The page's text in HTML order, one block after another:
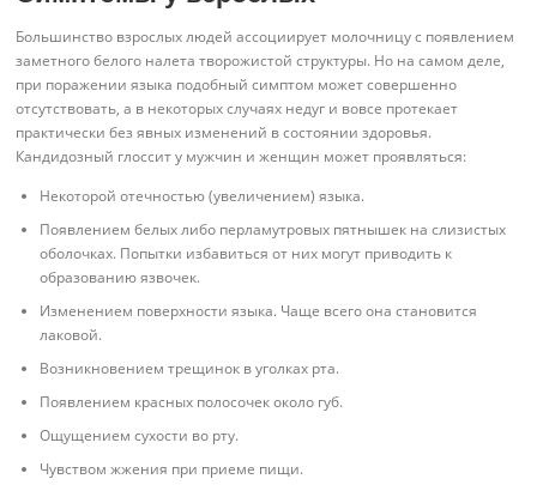
Большинство взрослых людей ассоциирует молочницу с появлением
заметного белого налета творожистой структуры. Но на самом деле,
при поражении языка подобный симптом может совершенно
отсутствовать, а в некоторых случаях недуг и вовсе протекает
практически без явных изменений в состоянии здоровья.
Кандидозный глоссит у мужчин и женщин может проявляться:
Некоторой отечностью (увеличением) языка.
Появлением белых либо перламутровых пятнышек на слизистых
оболочках. Попытки избавиться от них могут приводить к
образованию язвочек.
Изменением поверхности языка. Чаще всего она становится
лаковой.
Возникновением трещинок в уголках рта.
Появлением красных полосочек около губ.
Ощущением сухости во рту.
Чувством жжения при приеме пищи.